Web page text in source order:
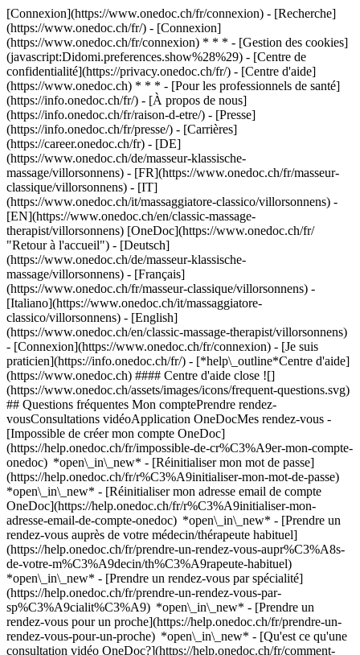
[Connexion](https://www.onedoc.ch/fr/connexion) - [Recherche]
(https://www.onedoc.ch/fr/) - [Connexion]
(https://www.onedoc.ch/fr/connexion) * * * - [Gestion des cookies]
(javascript:Didomi.preferences.show%28%29) - [Centre de
confidentialité](https://privacy.onedoc.ch/fr/) - [Centre d'aide]
(https://www.onedoc.ch) * * * - [Pour les professionnels de santé]
(https://info.onedoc.ch/fr/) - [À propos de nous]
(https://info.onedoc.ch/fr/raison-d-etre/) - [Presse]
(https://info.onedoc.ch/fr/presse/) - [Carrières]
(https://career.onedoc.ch/fr) - [DE]
(https://www.onedoc.ch/de/masseur-klassische-
massage/villorsonnens) - [FR](https://www.onedoc.ch/fr/masseur-
classique/villorsonnens) - [IT]
(https://www.onedoc.ch/it/massaggiatore-classico/villorsonnens) -
[EN](https://www.onedoc.ch/en/classic-massage-
therapist/villorsonnens) [OneDoc](https://www.onedoc.ch/fr/
"Retour à l'accueil") - [Deutsch]
(https://www.onedoc.ch/de/masseur-klassische-
massage/villorsonnens) - [Français]
(https://www.onedoc.ch/fr/masseur-classique/villorsonnens) -
[Italiano](https://www.onedoc.ch/it/massaggiatore-
classico/villorsonnens) - [English]
(https://www.onedoc.ch/en/classic-massage-therapist/villorsonnens)
- [Connexion](https://www.onedoc.ch/fr/connexion) - [Je suis
praticien](https://info.onedoc.ch/fr/) - [*help\_outline*Centre d'aide]
(https://www.onedoc.ch) #### Centre d'aide close ![]
(https://www.onedoc.ch/assets/images/icons/frequent-questions.svg)
## Questions fréquentes Mon comptePrendre rendez-
vousConsultations vidéoApplication OneDocMes rendez-vous -
[Impossible de créer mon compte OneDoc]
(https://help.onedoc.ch/fr/impossible-de-cr%C3%A9er-mon-compte-
onedoc) *open\_in\_new* - [Réinitialiser mon mot de passe]
(https://help.onedoc.ch/fr/r%C3%A9initialiser-mon-mot-de-passe)
*open\_in\_new* - [Réinitialiser mon adresse email de compte
OneDoc](https://help.onedoc.ch/fr/r%C3%A9initialiser-mon-
adresse-email-de-compte-onedoc) *open\_in\_new* - [Prendre un
rendez-vous auprès de votre médecin/thérapeute habituel]
(https://help.onedoc.ch/fr/prendre-un-rendez-vous-aupr%C3%A8s-
de-votre-m%C3%A9decin/th%C3%A9rapeute-habituel)
*open\_in\_new* - [Prendre un rendez-vous par spécialité]
(https://help.onedoc.ch/fr/prendre-un-rendez-vous-par-
sp%C3%A9cialit%C3%A9) *open\_in\_new* - [Prendre un
rendez-vous pour un proche](https://help.onedoc.ch/fr/prendre-un-
rendez-vous-pour-un-proche) *open\_in\_new* - [Qu'est ce qu'une
consultation vidéo OneDoc?](https://help.onedoc.ch/fr/comment-